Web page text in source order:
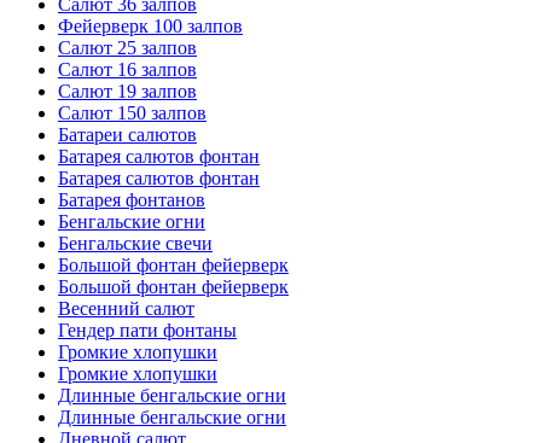
Салют 36 залпов
Фейерверк 100 залпов
Салют 25 залпов
Салют 16 залпов
Салют 19 залпов
Салют 150 залпов
Батареи салютов
Батарея салютов фонтан
Батарея салютов фонтан
Батарея фонтанов
Бенгальские огни
Бенгальские свечи
Большой фонтан фейерверк
Большой фонтан фейерверк
Весенний салют
Гендер пати фонтаны
Громкие хлопушки
Громкие хлопушки
Длинные бенгальские огни
Длинные бенгальские огни
Дневной салют